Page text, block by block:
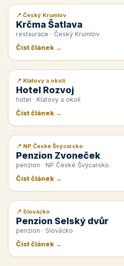
📰 PR článek
📍 Český Krumlov
Krčma Šatlava
restaurace · Český Krumlov
Číst článek →
📰 PR článek
📍 Klatovy a okolí
Hotel Rozvoj
hotel · Klatovy a okolí
Číst článek →
📰 PR článek
📍 NP České Švýcarsko
Penzion Zvoneček
penzion · NP České Švýcarsko
Číst článek →
📰 PR článek
📍 Slovácko
Penzion Selský dvůr
penzion · Slovácko
Číst článek →